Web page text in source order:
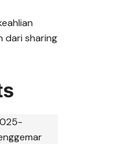
dari sharing